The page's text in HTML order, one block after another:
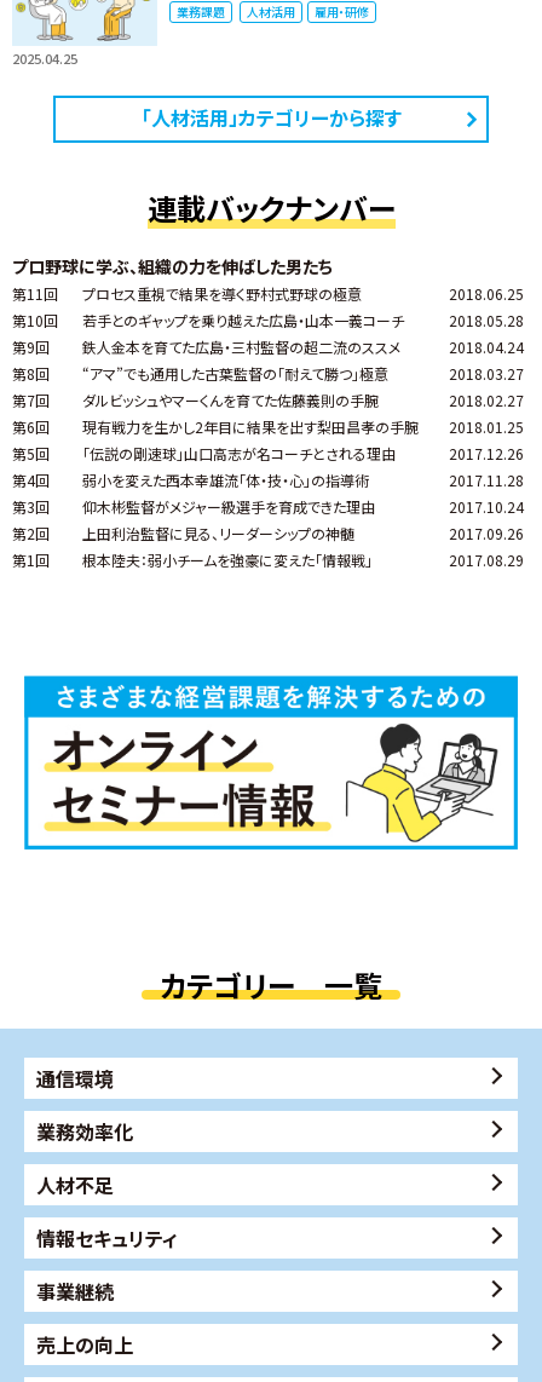
2025.04.25
業務課題 人材活用 雇用・研修
「人材活用」カテゴリーから探す
連載バックナンバー
プロ野球に学ぶ、組織の力を伸ばした男たち
第11回 プロセス重視で結果を導く野村式野球の極意
2018.06.25
第10回
若手とのギャップを乗り越えた広島・山本一義コーチ
2018.05.28
第9回
鉄人金本を育てた広島・三村監督の超二流のススメ
2018.04.24
第8回
“アマ”でも通用した古葉監督の「耐えて勝つ」極意
2018.03.27
第7回
ダルビッシュやマーくんを育てた佐藤義則の手腕
2018.02.27
第6回
現有戦力を生かし2年目に結果を出す梨田昌孝の手腕
2018.01.25
第5回
「伝説の剛速球」山口高志が名コーチとされる理由
2017.12.26
第4回
弱小を変えた西本幸雄流「体・技・心」の指導術
2017.11.28
第3回
仰木彬監督がメジャー級選手を育成できた理由
2017.10.24
第2回
上田利治監督に見る、リーダーシップの神髄
2017.09.26
第1回
根本陸夫：弱小チームを強豪に変えた「情報戦」 2017.08.29
カテゴリー 一覧
通信環境
業務効率化
人材不足
情報セキュリティ
事業継続
売上の向上